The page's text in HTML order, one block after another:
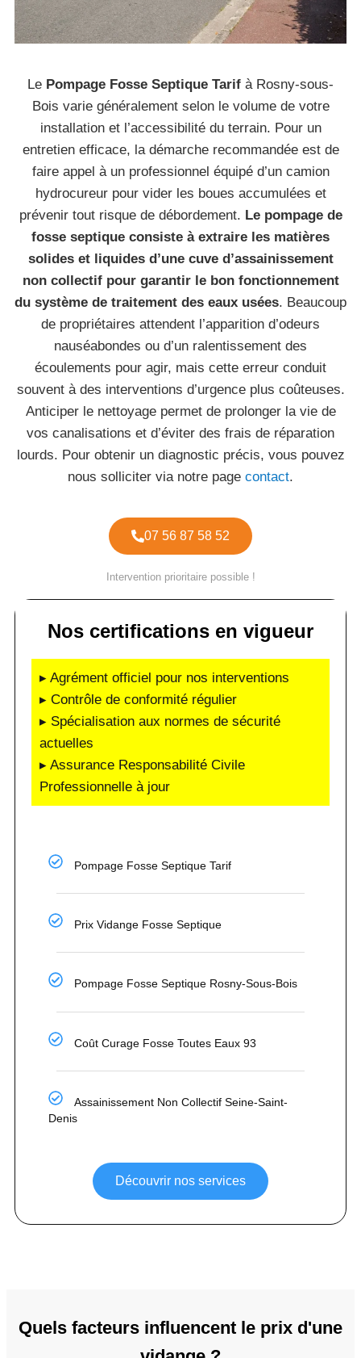
Le Pompage Fosse Septique Tarif à Rosny-sous-
Bois varie généralement selon le volume de votre
installation et l’accessibilité du terrain. Pour un
entretien efficace, la démarche recommandée est de
faire appel à un professionnel équipé d’un camion
hydrocureur pour vider les boues accumulées et
prévenir tout risque de débordement. Le pompage de
fosse septique consiste à extraire les matières
solides et liquides d’une cuve d’assainissement
non collectif pour garantir le bon fonctionnement
du système de traitement des eaux usées. Beaucoup
de propriétaires attendent l’apparition d’odeurs
nauséabondes ou d’un ralentissement des
écoulements pour agir, mais cette erreur conduit
souvent à des interventions d’urgence plus coûteuses.
Anticiper le nettoyage permet de prolonger la vie de
vos canalisations et d’éviter des frais de réparation
lourds. Pour obtenir un diagnostic précis, vous pouvez
nous solliciter via notre page contact.
07 56 87 58 52
Intervention prioritaire possible !
Nos certifications en vigueur
▸ Agrément officiel pour nos interventions
▸ Contrôle de conformité régulier
▸ Spécialisation aux normes de sécurité
actuelles
▸ Assurance Responsabilité Civile
Professionnelle à jour
Pompage Fosse Septique Tarif
Prix Vidange Fosse Septique
Pompage Fosse Septique Rosny-Sous-Bois
Coût Curage Fosse Toutes Eaux 93
Assainissement Non Collectif Seine-Saint-
Denis
Découvrir nos services
Quels facteurs influencent le prix d'une